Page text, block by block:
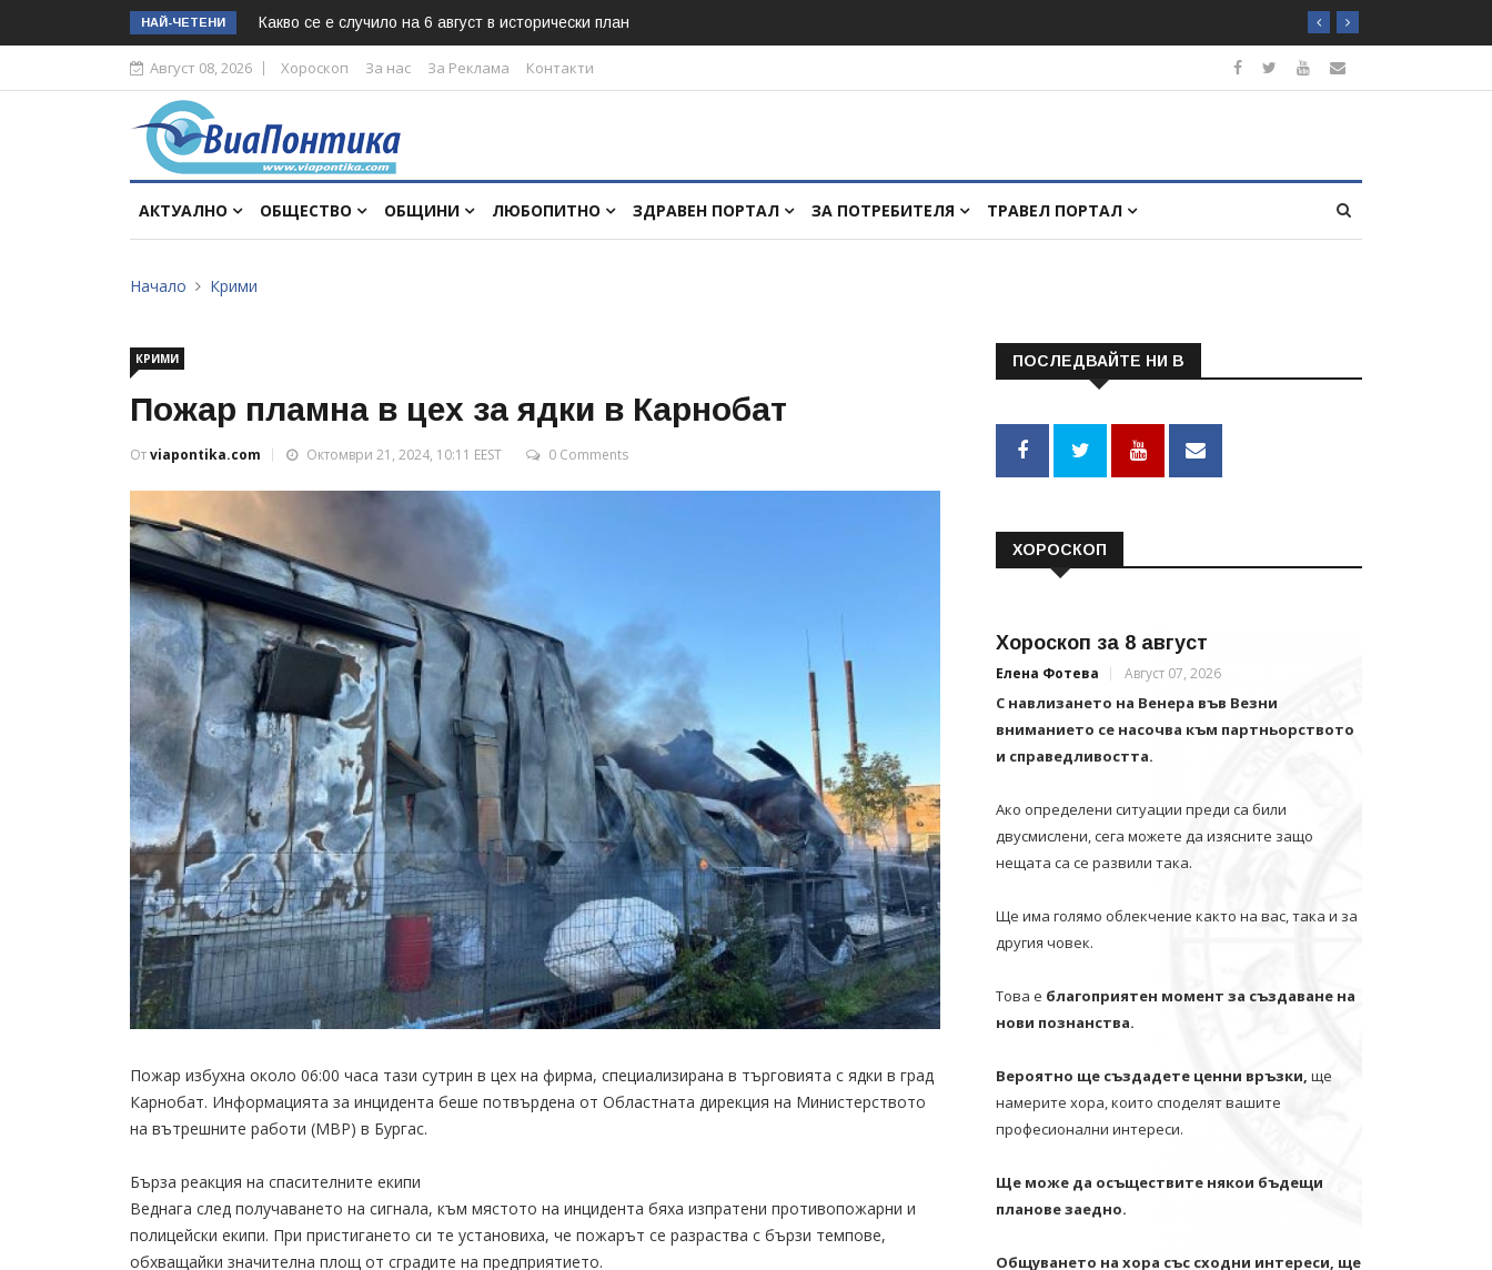
НАЙ-ЧЕТЕНИ Какво се е случило на 6 август в исторически план
Август 08, 2026 Хороскоп За нас За Реклама Контакти
АКТУАЛНО ОБЩЕСТВО ОБЩИНИ ЛЮБОПИТНО ЗДРАВЕН ПОРТАЛ ЗА ПОТРЕБИТЕЛЯ ТРАВЕЛ ПОРТАЛ
Начало Крими
КРИМИ
Пожар пламна в цех за ядки в Карнобат
Отviapontika.com Октомври 21, 2024, 10:11 EEST 0 Comments
Пожар избухна около 06:00 часа тази сутрин в цех на фирма, специализирана в търговията с ядки в град
Карнобат. Информацията за инцидента беше потвърдена от Областната дирекция на Министерството
на вътрешните работи (МВР) в Бургас.
Бърза реакция на спасителните екипи
Веднага след получаването на сигнала, към мястото на инцидента бяха изпратени противопожарни и
полицейски екипи. При пристигането си те установиха, че пожарът се разраства с бързи темпове,
обхващайки значителна площ от сградите на предприятието.
ПОСЛЕДВАЙТЕ НИ В
ХОРОСКОП
Хороскоп за 8 август
Елена Фотева Август 07, 2026
С навлизането на Венера във Везни
вниманието се насочва към партньорството
и справедливостта.
Ако определени ситуации преди са били
двусмислени, сега можете да изясните защо
нещата са се развили така.
Ще има голямо облекчение както на вас, така и за
другия човек.
Това е благоприятен момент за създаване на
нови познанства.
Вероятно ще създадете ценни връзки, ще
намерите хора, които споделят вашите
професионални интереси.
Ще може да осъществите някои бъдещи
планове заедно.
Общуването на хора със сходни интереси, ще